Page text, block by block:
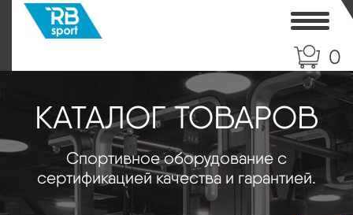
0
КАТАЛОГ ТОВАРОВ
Спортивное оборудование с
сертификацией качества и гарантией.